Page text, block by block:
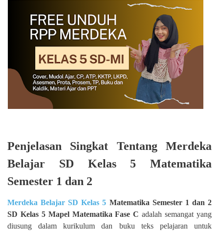
Penjelasan Singkat Tentang Merdeka
Belajar SD Kelas 5 Matematika
Semester 1 dan 2
Merdeka Belajar SD Kelas 5 Matematika Semester 1 dan 2
SD Kelas 5 Mapel Matematika Fase C adalah semangat yang
diusung dalam kurikulum dan buku teks pelajaran untuk